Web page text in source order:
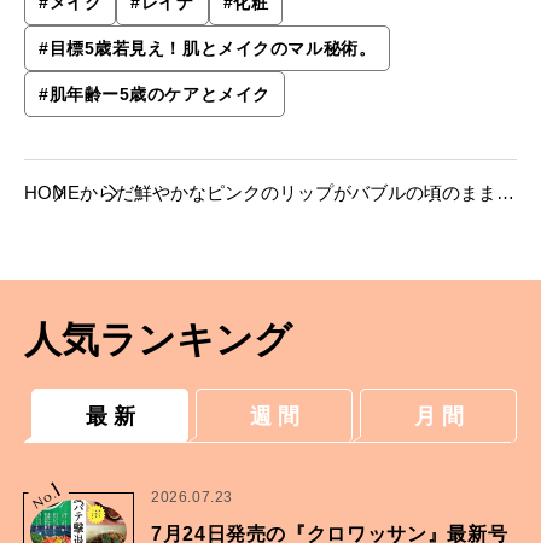
# 目標5歳若見え！肌とメイクのマル秘術。
#肌年齢ー5歳のケアとメイク
HOMEからだ鮮やかなピンクのリップがバブルの頃のまま…
人気ランキング
最 新 週 間 月 間
No.
1 2026.07.23
7月24日発売の『クロワッサン』最新号